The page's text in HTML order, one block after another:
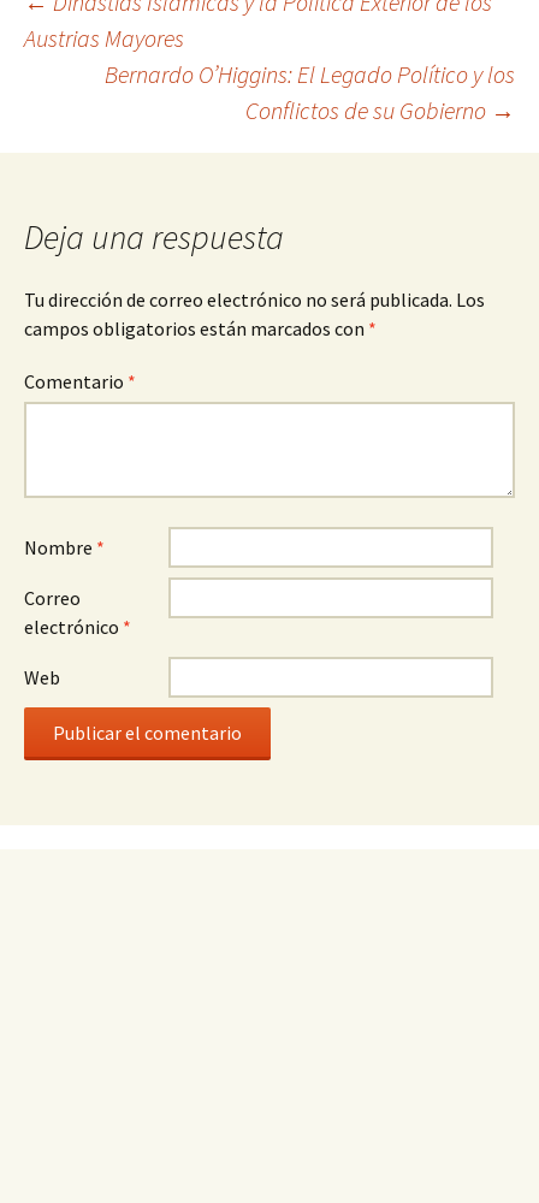
Navegación
entradas
Austrias Mayores
Bernardo O’Higgins: El Legado Político y los
Conflictos de su Gobierno →
Deja una respuesta
Tu dirección de correo electrónico no será publicada. Los
campos obligatorios están marcados con *
Comentario *
Nombre *
Correo
electrónico *
Web